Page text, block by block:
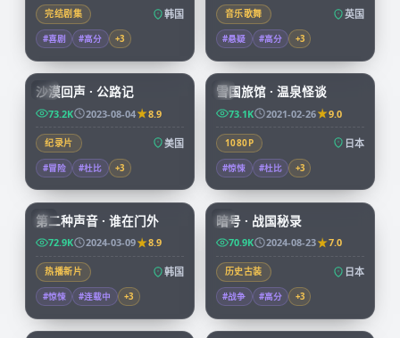
完结剧集 韩国
#喜剧 #高分 +3
音乐歌舞 英国
#悬疑 #高分 +3
CN
沙漠回声 · 公路记
73.2K 2023-08-04 8.9
纪录片 美国
#冒险 #杜比 +3
JP
雪国旅馆 · 温泉怪谈
73.1K 2021-02-26 9.0
1080P 日本
#惊悚 #杜比 +3
KR
72:34
第二种声音 · 谁在门外
72.9K 2024-03-09 8.9
热播新片 韩国
#惊悚 #连载中 +3
JP
99:04
暗号 · 战国秘录
70.9K 2024-08-23 7.0
历史古装 日本
#战争 #高分 +3